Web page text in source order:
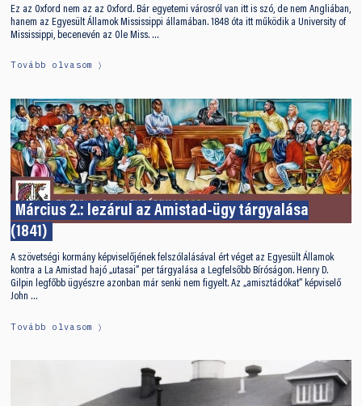
Ez az Oxford nem az az Oxford. Bár egyetemi városról van itt is szó, de nem Angliában,
hanem az Egyesült Államok Mississippi államában. 1848 óta itt működik a University of
Mississippi, becenevén az Ole Miss. …
Tovább olvasom
Március 2.: lezárul az Amistad-ügy tárgyalása
(1841)
A szövetségi kormány képviselőjének felszólalásával ért véget az Egyesült Államok
kontra a La Amistad hajó „utasai” per tárgyalása a Legfelsőbb Bíróságon. Henry D.
Gilpin legfőbb ügyészre azonban már senki nem figyelt. Az „amisztádókat” képviselő
John …
Tovább olvasom